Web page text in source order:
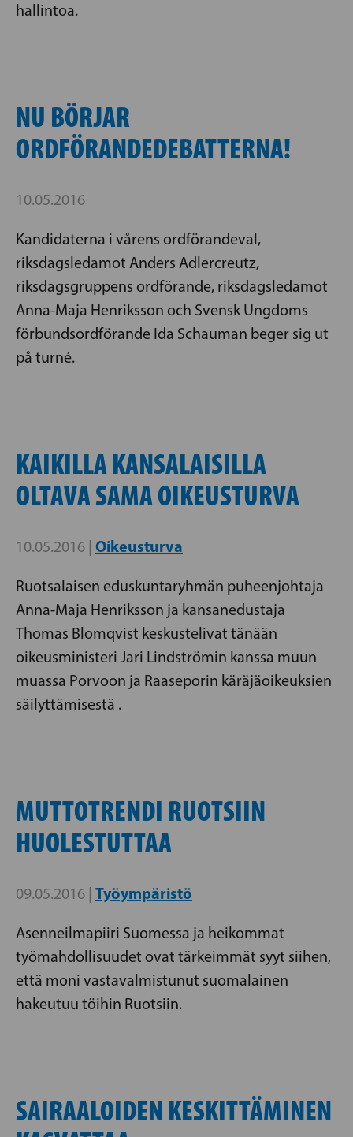
hallintoa.
NU BÖRJAR
ORDFÖRANDEDEBATTERNA!
10.05.2016
Kandidaterna i vårens ordförandeval,
riksdagsledamot Anders Adlercreutz,
riksdagsgruppens ordförande, riksdagsledamot
Anna-Maja Henriksson och Svensk Ungdoms
förbundsordförande Ida Schauman beger sig ut
på turné.
KAIKILLA KANSALAISILLA
OLTAVA SAMA OIKEUSTURVA
10.05.2016 | Oikeusturva
Ruotsalaisen eduskuntaryhmän puheenjohtaja
Anna-Maja Henriksson ja kansanedustaja
Thomas Blomqvist keskustelivat tänään
oikeusministeri Jari Lindströmin kanssa muun
muassa Porvoon ja Raaseporin käräjäoikeuksien
säilyttämisestä .
MUTTOTRENDI RUOTSIIN
HUOLESTUTTAA
09.05.2016 | Työympäristö
Asenneilmapiiri Suomessa ja heikommat
työmahdollisuudet ovat tärkeimmät syyt siihen,
että moni vastavalmistunut suomalainen
hakeutuu töihin Ruotsiin.
SAIRAALOIDEN KESKITTÄMINEN